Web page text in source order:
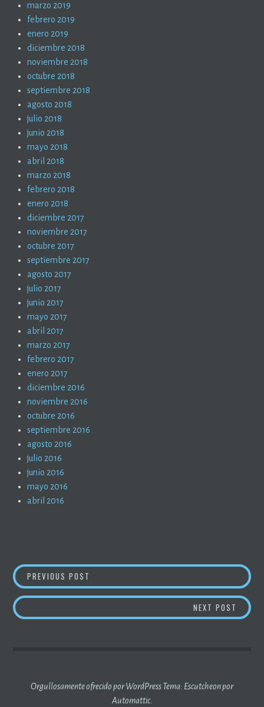
marzo 2019
febrero 2019
enero 2019
diciembre 2018
noviembre 2018
octubre 2018
septiembre 2018
agosto 2018
julio 2018
junio 2018
mayo 2018
abril 2018
marzo 2018
febrero 2018
enero 2018
diciembre 2017
noviembre 2017
octubre 2017
septiembre 2017
agosto 2017
julio 2017
junio 2017
mayo 2017
abril 2017
marzo 2017
febrero 2017
enero 2017
diciembre 2016
noviembre 2016
octubre 2016
septiembre 2016
agosto 2016
julio 2016
junio 2016
mayo 2016
abril 2016
NAVEGACIÓN
DE
PREVIOUS POST LA PANDEMIA EN TIEMPOS DE PANDEMIA (27)
NEXT POST LA
Orgullosamente ofrecido por WordPressTema: Escutcheon por
Automattic.